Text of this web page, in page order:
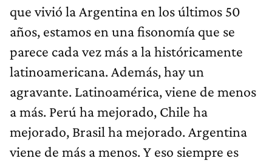
que vivió la Argentina en los últimos 50
años, estamos en una fisonomía que se
parece cada vez más a la históricamente
latinoamericana. Además, hay un
agravante. Latinoamérica, viene de menos
a más. Perú ha mejorado, Chile ha
mejorado, Brasil ha mejorado. Argentina
viene de más a menos. Y eso siempre es